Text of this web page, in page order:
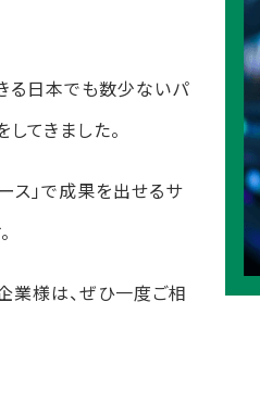
る日本でも数少ないパ
てきました。
」で成果を出せるサ
業様は、ぜひ一度ご相